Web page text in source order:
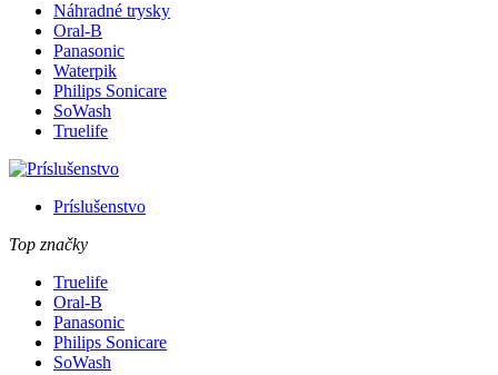
Náhradné trysky
Oral-B
Panasonic
Waterpik
Philips Sonicare
SoWash
Truelife
Príslušenstvo
Top značky
Truelife
Oral-B
Panasonic
Philips Sonicare
SoWash